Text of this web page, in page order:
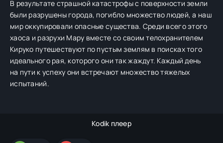
В результате страшной катастрофы с поверхности земли
были разрушены города, погибло множество людей, а наш
мир оккупировали опасные существа. Среди всего этого
хаоса и разрухи Мару вместе со своим телохранителем
Кируко путешествуют по пустым землям в поисках того
идеального рая, которого они так жаждут. Каждый день
на пути к успеху они встречают множество тяжелых
испытаний.
Kodik плеер